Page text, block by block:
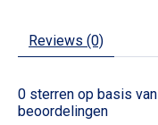
Reviews (0)
0 sterren op basis van
beoordelingen